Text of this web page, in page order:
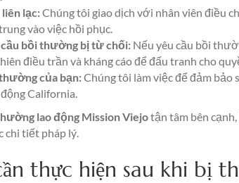
lạc:Chúng tôi giao dịch với nhân viên điều
vào việc hồi phục.
cầu bồi thường bị từ chối: Nếu yêu cầu bồi
điều trần và kháng cáo để đấu tranh cho
của bạn:Chúng tôi làm việc để đảm bảo
California.
lao động Mission Viejotận tâm bên
chi tiết pháp lý.
thực hiện sau khi bị